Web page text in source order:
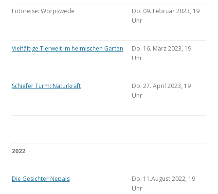
Fotoreise: Worpswede
Do. 09. Februar 2023, 19
Uhr
Vielfältige Tierwelt im heimischen Garten
Do. 16. März 2023, 19
Uhr
Schiefer Turm: Naturkraft
Do. 27. April 2023, 19
Uhr
2022
Die Gesichter Nepals
Do. 11.August 2022, 19
Uhr